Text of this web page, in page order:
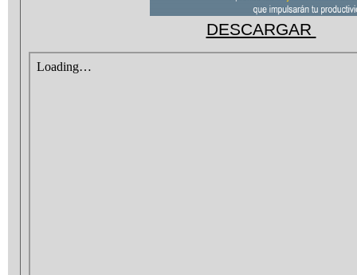
DESCARGAR